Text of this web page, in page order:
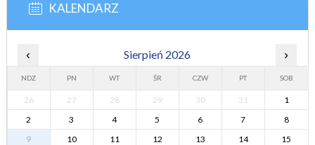
KALENDARZ
‹ Sierpień 2026 ›
NDZ PN WT ŚR CZW PT SOB
26 27 28 29 30 31
1
2
3 4 5 6 7
8
9
10 11 12 13 14
15